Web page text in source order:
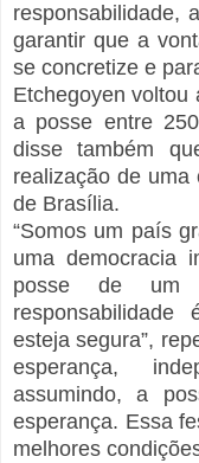
responsabilidade,
garantir que a
se concretize e
Etchegoyen voltou
a posse entre
disse também
realização de uma
de Brasília.
“Somos um país
uma democracia
posse de um
esteja segura”,
esperança,
assumindo, a
esperança. Essa
melhores